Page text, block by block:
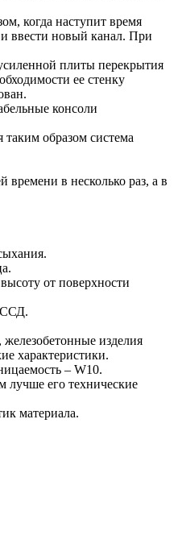
когда наступит время
и ввести новый канал. При
плиты перекрытия
ее стенку
консоли
образом система
времени в несколько раз, а в
от поверхности
ССД.
изделия
характеристики.
– W10.
лучше его технические
материала.